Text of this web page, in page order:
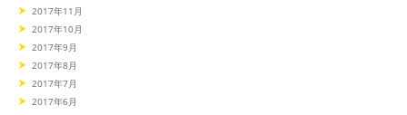
2017年11月
2017年10月
2017年9月
2017年8月
2017年7月
2017年6月